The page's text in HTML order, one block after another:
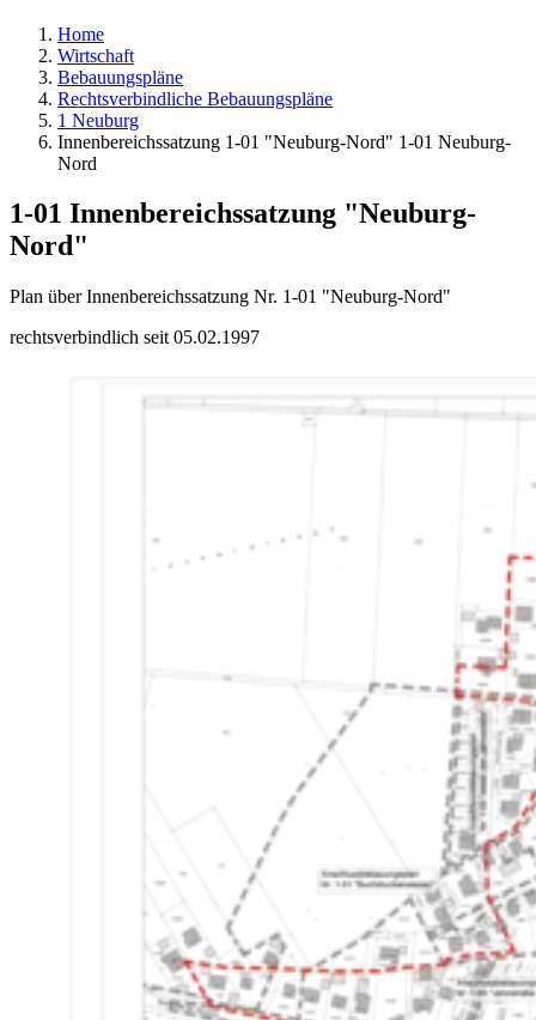
Home
Wirtschaft
Bebauungspläne
Rechtsverbindliche Bebauungspläne
1 Neuburg
Innenbereichssatzung 1-01 "Neuburg-Nord" 1-01 Neuburg-
Nord
1-01 Innenbereichssatzung "Neuburg-
Nord"
Plan über Innenbereichssatzung Nr. 1-01 "Neuburg-Nord"
rechtsverbindlich seit 05.02.1997